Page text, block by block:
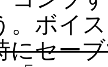
。ボイ
にセー